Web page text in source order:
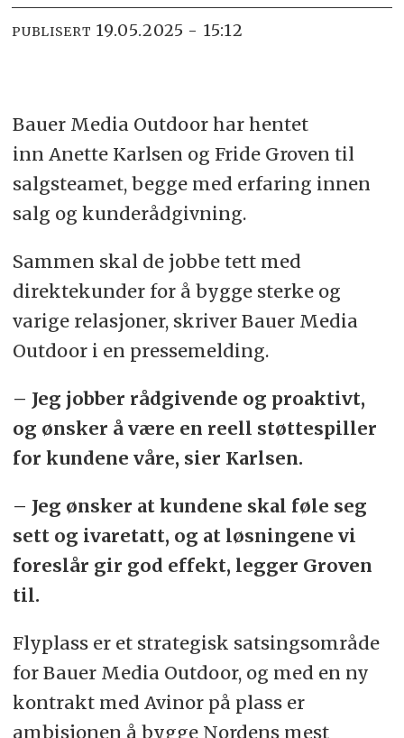
PUBLISERT 19.05.2025 - 15:12
Bauer Media Outdoor har hentet
inn Anette Karlsen og Fride Groven til
salgsteamet, begge med erfaring innen
salg og kunderådgivning.
Sammen skal de jobbe tett med
direktekunder for å bygge sterke og
varige relasjoner, skriver Bauer Media
Outdoor i en pressemelding.
– Jeg jobber rådgivende og proaktivt,
og ønsker å være en reell støttespiller
for kundene våre, sier Karlsen.
– Jeg ønsker at kundene skal føle seg
sett og ivaretatt, og at løsningene vi
foreslår gir god effekt, legger Groven
til.
Flyplass er et strategisk satsingsområde
for Bauer Media Outdoor, og med en ny
kontrakt med Avinor på plass er
ambisjonen å bygge Nordens mest